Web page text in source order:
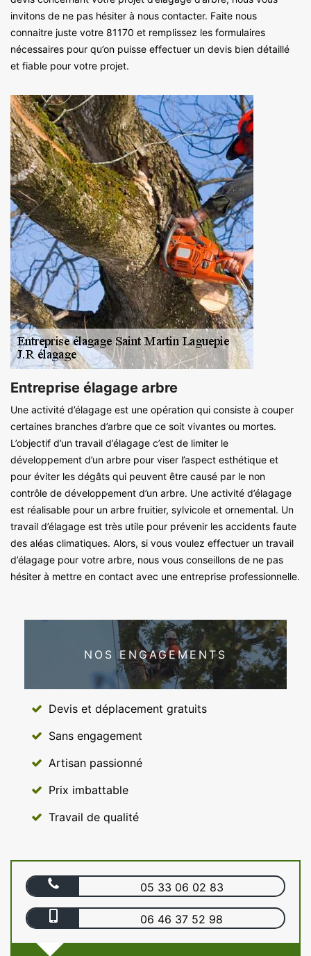
invitons de ne pas hésiter à nous contacter. Faite nous
connaitre juste votre 81170 et remplissez les formulaires
nécessaires pour qu’on puisse effectuer un devis bien détaillé
et fiable pour votre projet.
Entreprise élagage arbre
Une activité d’élagage est une opération qui consiste à couper
certaines branches d’arbre que ce soit vivantes ou mortes.
L’objectif d’un travail d’élagage c’est de limiter le
développement d’un arbre pour viser l’aspect esthétique et
pour éviter les dégâts qui peuvent être causé par le non
contrôle de développement d’un arbre. Une activité d’élagage
est réalisable pour un arbre fruitier, sylvicole et ornemental. Un
travail d’élagage est très utile pour prévenir les accidents faute
des aléas climatiques. Alors, si vous voulez effectuer un travail
d’élagage pour votre arbre, nous vous conseillons de ne pas
hésiter à mettre en contact avec une entreprise professionnelle.
NOS ENGAGEMENTS
Devis et déplacement gratuits
Sans engagement
Artisan passionné
Prix imbattable
Travail de qualité
05 33 06 02 83
06 46 37 52 98